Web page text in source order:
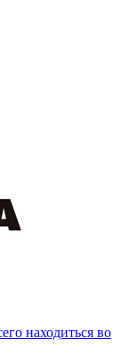
находиться во